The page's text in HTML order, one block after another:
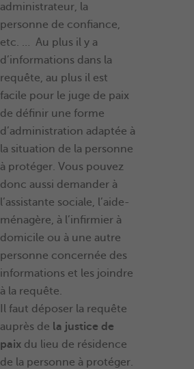
administrateur, la
personne de confiance,
etc. … Au plus il y a
d’informations dans la
requête, au plus il est
facile pour le juge de paix
de définir une forme
d’administration adaptée à
la situation de la personne
à protéger. Vous pouvez
donc aussi demander à
l’assistante sociale, l’aide-
ménagère, à l’infirmier à
domicile ou à une autre
personne concernée des
informations et les joindre
à la requête.
Il faut déposer la requête
auprès de la justice de
paix du lieu de résidence
de la personne à protéger.